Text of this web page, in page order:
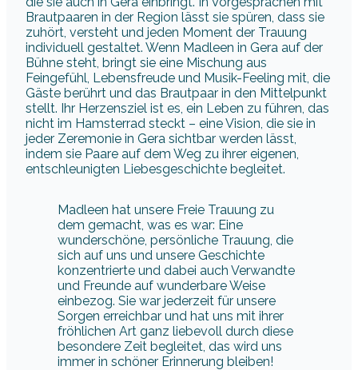
Brautpaaren in der Region lässt sie spüren, dass sie
zuhört, versteht und jeden Moment der Trauung
individuell gestaltet. Wenn Madleen in Gera auf der
Bühne steht, bringt sie eine Mischung aus
Feingefühl, Lebensfreude und Musik-Feeling mit, die
Gäste berührt und das Brautpaar in den Mittelpunkt
stellt. Ihr Herzensziel ist es, ein Leben zu führen, das
nicht im Hamsterrad steckt – eine Vision, die sie in
jeder Zeremonie in Gera sichtbar werden lässt,
indem sie Paare auf dem Weg zu ihrer eigenen,
entschleunigten Liebesgeschichte begleitet.
Madleen hat unsere Freie Trauung zu
dem gemacht, was es war: Eine
wunderschöne, persönliche Trauung, die
sich auf uns und unsere Geschichte
konzentrierte und dabei auch Verwandte
und Freunde auf wunderbare Weise
einbezog. Sie war jederzeit für unsere
Sorgen erreichbar und hat uns mit ihrer
fröhlichen Art ganz liebevoll durch diese
besondere Zeit begleitet, das wird uns
immer in schöner Erinnerung bleiben!